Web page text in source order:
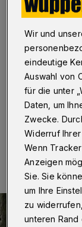
Wuppertal·
gemeinsam
Bürgerverein
2024
Mobilitätsfest
Uhr weiht
Fahrradgarage
14.06.2024 ,
Wir und
eindeutige
Auswahl von
für die unter
Daten, um
Zwecke.
Widerruf
Wenn
Anzeigen
Sie. Sie
um Ihre
zu
unteren